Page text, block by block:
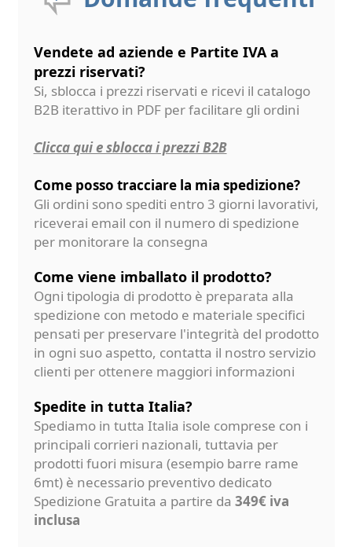
Vendete ad aziende e Partite IVA a
prezzi riservati?
Si, sblocca i prezzi riservati e ricevi il catalogo
B2B iterattivo in PDF per facilitare gli ordini
Clicca qui e sblocca i prezzi B2B
Come posso tracciare la mia spedizione?
Gli ordini sono spediti entro 3 giorni lavorativi,
riceverai email con il numero di spedizione
per monitorare la consegna
Come viene imballato il prodotto?
Ogni tipologia di prodotto è preparata alla
spedizione con metodo e materiale specifici
pensati per preservare l'integrità del prodotto
in ogni suo aspetto, contatta il nostro servizio
clienti per ottenere maggiori informazioni
Spedite in tutta Italia?
Spediamo in tutta Italia isole comprese con i
principali corrieri nazionali, tuttavia per
prodotti fuori misura (esempio barre rame
6mt) è necessario preventivo dedicato
Spedizione Gratuita a partire da 349€ iva
inclusa